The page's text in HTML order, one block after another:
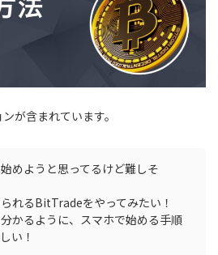
が含まれています。
めようと思ってるけど難しそ
れるBitTradeをやってみたい！
かるように、スマホで始める手順
い！